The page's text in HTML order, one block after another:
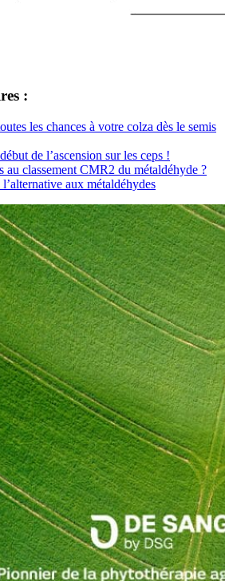
:
les chances à votre colza dès le semis
de l’ascension sur les ceps !
au classement CMR2 du métaldéhyde ?
aux métaldéhydes